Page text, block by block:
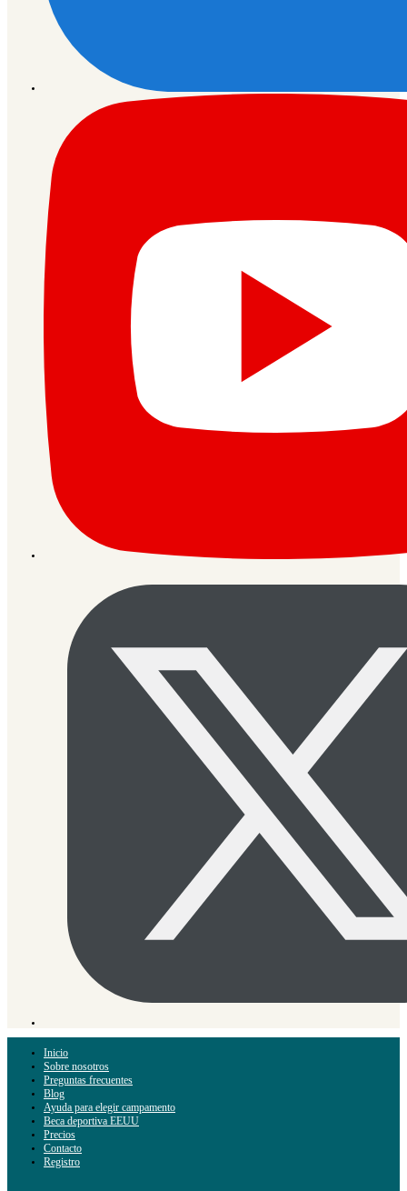
Inicio
Sobre nosotros
Preguntas frecuentes
Blog
Ayuda para elegir campamento
Beca deportiva EEUU
Precios
Contacto
Registro